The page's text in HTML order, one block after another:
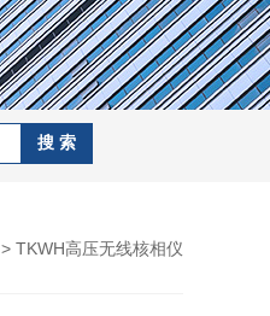
> TKWH高压无线核相仪